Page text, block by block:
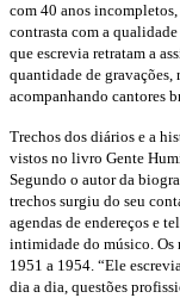
com 40 anos
contrasta com a qualidade
que escrevia retratam a
quantidade de gravações,
acompanhando cantores
Trechos dos diários e a
vistos no livro Gente
Segundo o autorda
trechos surgiu do seu
agendas de endereços e
intimidade do músico. Os
1951 a 1954. “Ele
dia a dia, questões